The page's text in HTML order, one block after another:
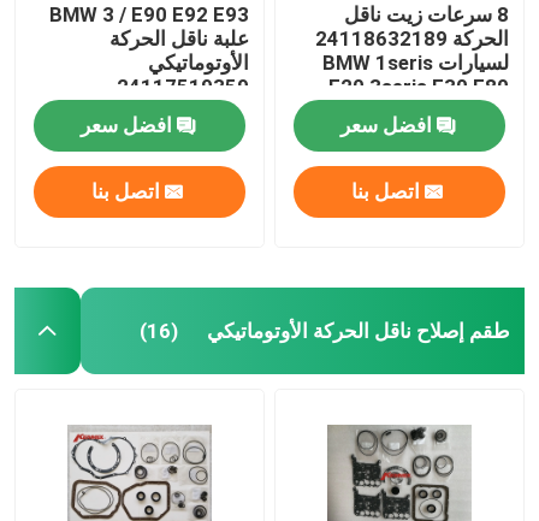
8 سرعات زيت ناقل
الحركة 24118632189
لسيارات BMW 1seris
F20 3seris F30 F80
افضل سعر
اتصل بنا
BMW 3 / E90 E92 E93
علبة ناقل الحركة
الأوتوماتيكي
24117519359
24117522923
24152333903
افضل سعر
اتصل بنا
طقم إصلاح ناقل الحركة الأوتوماتيكي (16)